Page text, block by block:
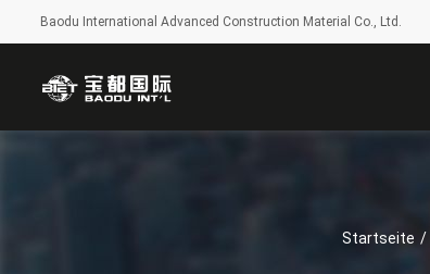
Baodu International Advanced Construction Material Co., Ltd.
Startseite /